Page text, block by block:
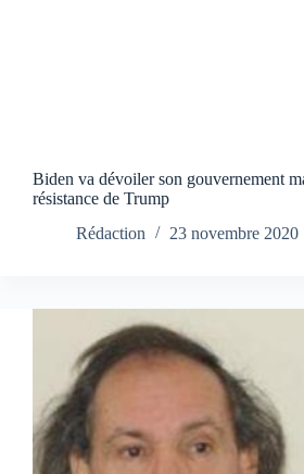
Biden va dévoiler son gouvernement
résistance de Trump
Rédaction
23 novembre 2020